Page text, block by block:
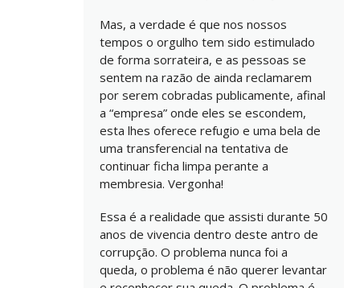
Mas, a verdade é que nos nossos
tempos o orgulho tem sido estimulado
de forma sorrateira, e as pessoas se
sentem na razão de ainda reclamarem
por serem cobradas publicamente, afinal
a “empresa” onde eles se escondem,
esta lhes oferece refugio e uma bela de
uma transferencial na tentativa de
continuar ficha limpa perante a
membresia. Vergonha!
Essa é a realidade que assisti durante 50
anos de vivencia dentro deste antro de
corrupção. O problema nunca foi a
queda, o problema é não querer levantar